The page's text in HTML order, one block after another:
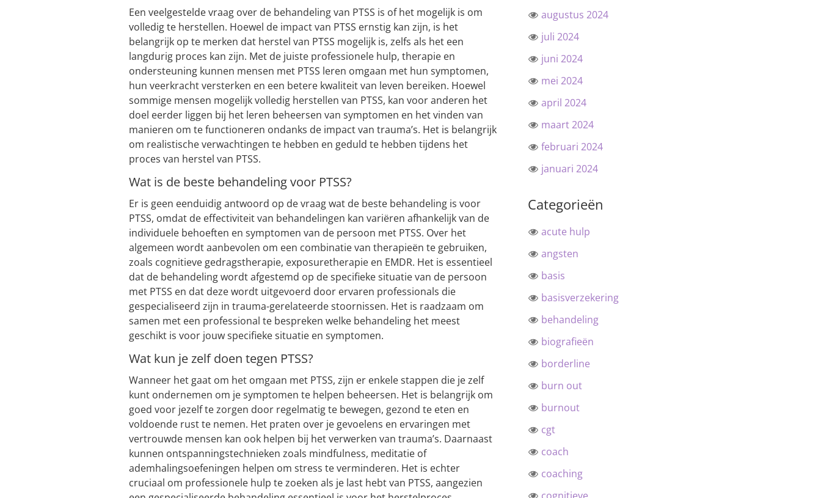
Een veelgestelde vraag over de behandeling van PTSS is of het mogelijk is om
volledig te herstellen. Hoewel de impact van PTSS ernstig kan zijn, is het
belangrijk op te merken dat herstel van PTSS mogelijk is, zelfs als het een
langdurig proces kan zijn. Met de juiste professionele hulp, therapie en
ondersteuning kunnen mensen met PTSS leren omgaan met hun symptomen,
hun veerkracht versterken en een betere kwaliteit van leven bereiken. Hoewel
sommige mensen mogelijk volledig herstellen van PTSS, kan voor anderen het
doel eerder liggen bij het leren beheersen van symptomen en het vinden van
manieren om te functioneren ondanks de impact van trauma’s. Het is belangrijk
om realistische verwachtingen te hebben en geduld te hebben tijdens het
proces van herstel van PTSS.
Wat is de beste behandeling voor PTSS?
Er is geen eenduidig antwoord op de vraag wat de beste behandeling is voor
PTSS, omdat de effectiviteit van behandelingen kan variëren afhankelijk van de
individuele behoeften en symptomen van de persoon met PTSS. Over het
algemeen wordt aanbevolen om een combinatie van therapieën te gebruiken,
zoals cognitieve gedragstherapie, exposuretherapie en EMDR. Het is essentieel
dat de behandeling wordt afgestemd op de specifieke situatie van de persoon
met PTSS en dat deze wordt uitgevoerd door ervaren professionals die
gespecialiseerd zijn in trauma-gerelateerde stoornissen. Het is raadzaam om
samen met een professional te bespreken welke behandeling het meest
geschikt is voor jouw specifieke situatie en symptomen.
Wat kun je zelf doen tegen PTSS?
Wanneer het gaat om het omgaan met PTSS, zijn er enkele stappen die je zelf
kunt ondernemen om je symptomen te helpen beheersen. Het is belangrijk om
goed voor jezelf te zorgen door regelmatig te bewegen, gezond te eten en
voldoende rust te nemen. Het praten over je gevoelens en ervaringen met
vertrouwde mensen kan ook helpen bij het verwerken van trauma’s. Daarnaast
kunnen ontspanningstechnieken zoals mindfulness, meditatie of
ademhalingsoefeningen helpen om stress te verminderen. Het is echter
cruciaal om professionele hulp te zoeken als je last hebt van PTSS, aangezien
augustus 2024
juli 2024
juni 2024
mei 2024
april 2024
maart 2024
februari 2024
januari 2024
Categorieën
acute hulp
angsten
basis
basisverzekering
behandeling
biografieën
borderline
burn out
burnout
cgt
coach
coaching